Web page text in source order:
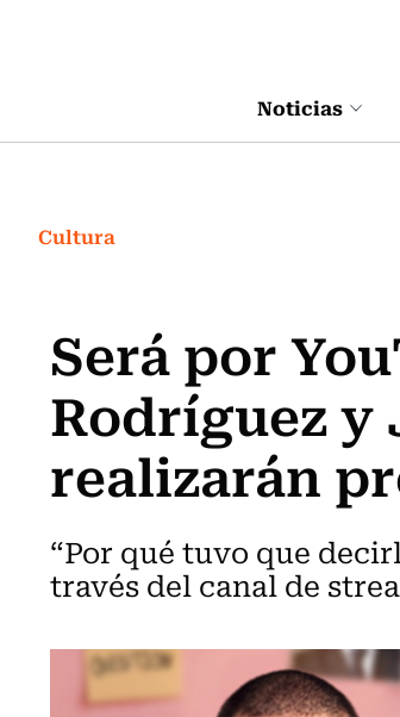
Noticias
Cultura
Será por
Rodríguez y
realizarán
“Por qué tuvo que
través del canal de